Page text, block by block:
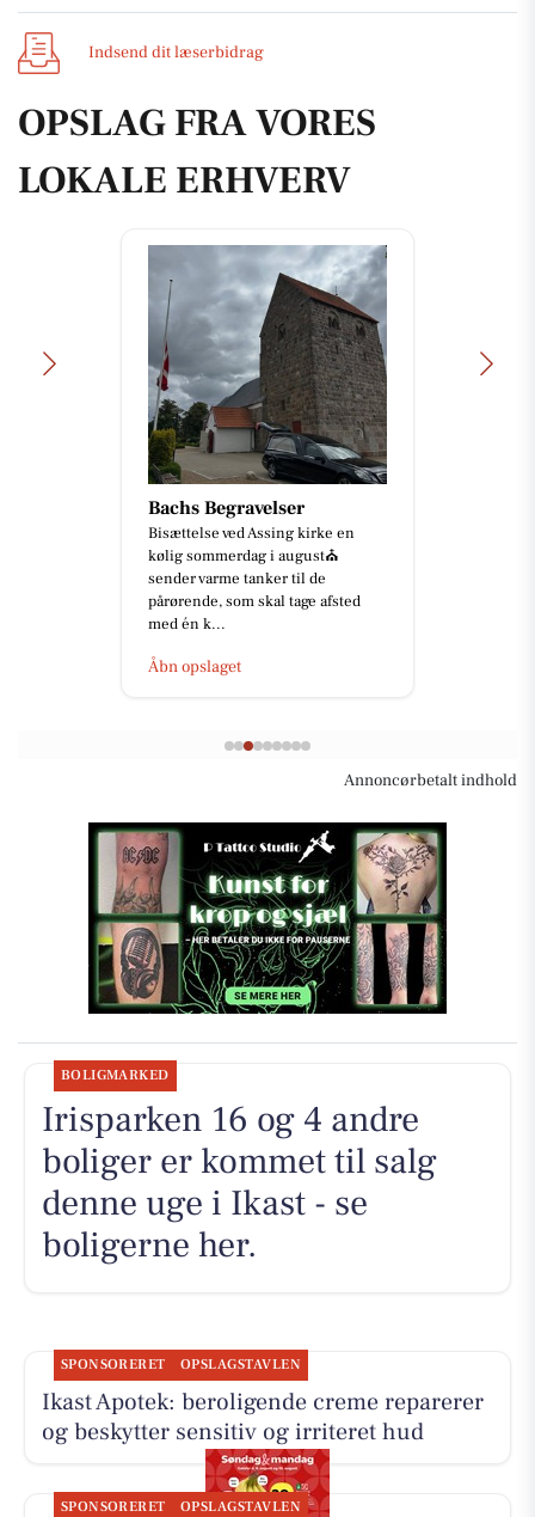
Indsend dit læserbidrag
OPSLAG FRA VORES
LOKALE ERHVERV
Bachs Begravelser
Bisættelse ved Assing kirke en
kølig sommerdag i august⛪️
sender varme tanker til de
pårørende, som skal tage afsted
med én k...
Åbn opslaget
Annoncørbetalt indhold
BOLIGMARKED
Irisparken 16 og 4 andre
boliger er kommet til salg
denne uge i Ikast - se
boligerne her.
SPONSORERET OPSLAGSTAVLEN
Ikast Apotek: beroligende creme reparerer
og beskytter sensitiv og irriteret hud
SPONSORERET OPSLAGSTAVLEN